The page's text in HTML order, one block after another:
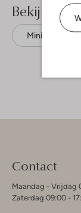
Bekijk
Mini jurken
Contact
Maandag - Vrijdag
Zaterdag 09:00 -